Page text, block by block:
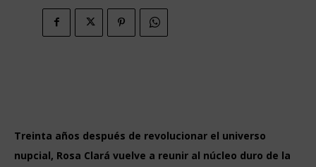
Treinta años después de revolucionar el universo
nupcial, Rosa Clará vuelve a reunir al núcleo duro de la